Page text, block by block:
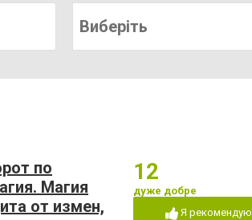
Виберіть
по
Магия
от измен,
12
дуже добре
Я рекомендую